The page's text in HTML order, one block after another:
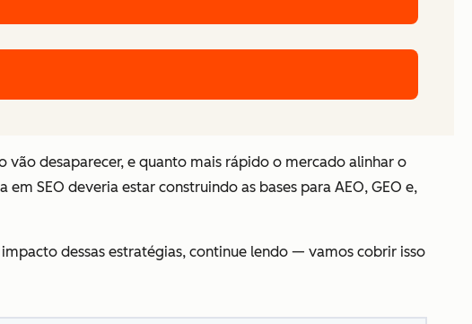
vão desaparecer, e quanto mais rápido o mercado alinhar o
SEO deveria estar construindo as bases para AEO, GEO e,
dessas estratégias, continue lendo — vamos cobrir isso